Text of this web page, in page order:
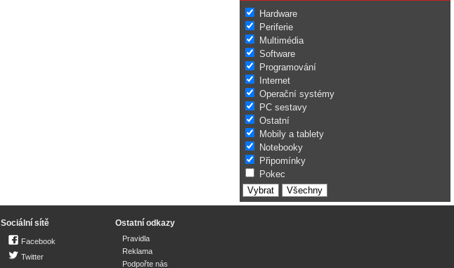
Hardware
Periferie
Multimédia
Software
Programování
Internet
Operační systémy
PC sestavy
Ostatní
Mobily a tablety
Notebooky
Připomínky
Pokec
Sociální sítě
Facebook
Twitter
Ostatní odkazy
Pravidla
Reklama
Podpořte nás